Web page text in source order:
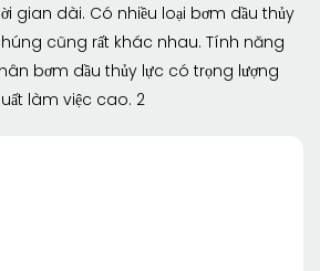
gian dài. Có nhiều loại bơm dầu thủy
cũng rất khác nhau. Tính năng
bơm dầu thủy lực có trọng lượng
làm việc cao. 2